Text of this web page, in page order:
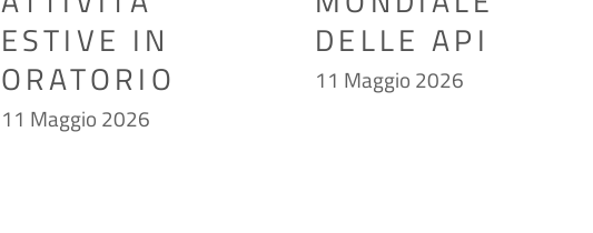
ESTIVE IN
ORATORIO
11 Maggio 2026
DELLE API
11 Maggio 2026